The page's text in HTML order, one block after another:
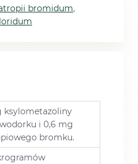
bromidum,
ksylometazoliny
i 0,6 mg
bromku.